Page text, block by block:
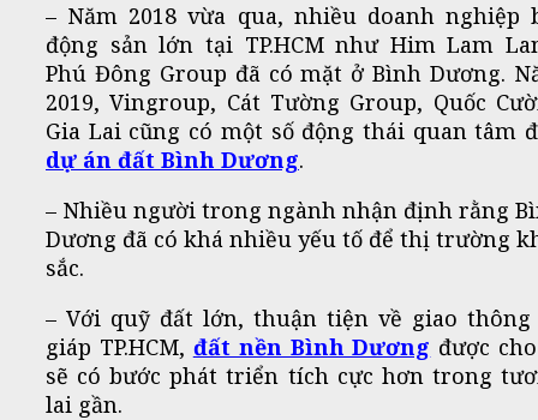
– Năm 2018 vừa qua, nhiều doanh nghiệp
động sản lớn tại TP.HCM như Him Lam
Phú Đông Group đã có mặt ở Bình Dương.
2019, Vingroup, Cát Tường Group, Quốc
Gia Lai cũng có một số động thái quan tâm
dự án đất Bình Dương.
– Nhiều người trong ngành nhận định rằng
Dương đã có khá nhiều yếu tố để thị trường
sắc.
– Với quỹ đất lớn, thuận tiện về giao thông
giáp TP.HCM, đất nền Bình Dương được
sẽ có bước phát triển tích cực hơn trong
lai gần.